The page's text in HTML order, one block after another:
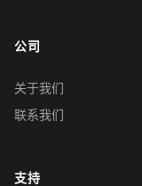
公司
关于我们
联系我们
支持